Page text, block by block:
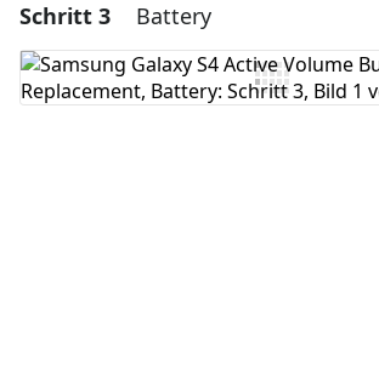
Einen Kommentar hinzufügen
Kommentar hinzufügen
Schritt 3 Battery